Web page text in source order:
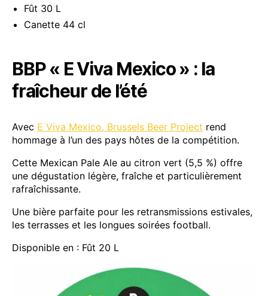
Fût 30 L
Canette 44 cl
BBP « E Viva Mexico » : la
fraîcheur de l’été
Avec E Viva Mexico, Brussels Beer Project rend
hommage à l’un des pays hôtes de la compétition.
Cette Mexican Pale Ale au citron vert (5,5 %) offre
une dégustation légère, fraîche et particulièrement
rafraîchissante.
Une bière parfaite pour les retransmissions estivales,
les terrasses et les longues soirées football.
Disponible en : Fût 20 L